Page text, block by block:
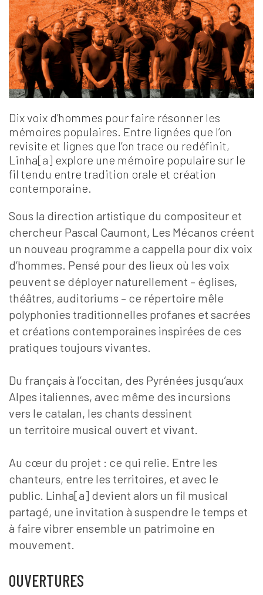
Dix voix d’hommes pour faire résonner les
mémoires populaires. Entre lignées que l’on
revisite et lignes que l’on trace ou redéfinit,
Linha[a] explore une mémoire populaire sur le
fil tendu entre tradition orale et création
contemporaine.
Sous la direction artistique du compositeur et
chercheur Pascal Caumont, Les Mécanos créent
un nouveau programme a cappella pour dix voix
d’hommes. Pensé pour des lieux où les voix
peuvent se déployer naturellement – églises,
théâtres, auditoriums – ce répertoire mêle
polyphonies traditionnelles profanes et sacrées
et créations contemporaines inspirées de ces
pratiques toujours vivantes.
Du français à l’occitan, des Pyrénées jusqu’aux
Alpes italiennes, avec même des incursions
vers le catalan, les chants dessinent
un territoire musical ouvert et vivant.
Au cœur du projet : ce qui relie. Entre les
chanteurs, entre les territoires, et avec le
public. Linha[a] devient alors un fil musical
partagé, une invitation à suspendre le temps et
à faire vibrer ensemble un patrimoine en
mouvement.
OUVERTURES